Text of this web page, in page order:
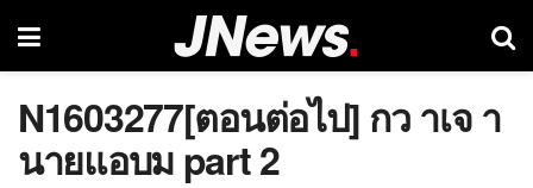
N1603277[ตอนต่อไป] กว าเจ า
นายแอบม part 2